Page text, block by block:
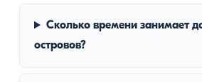
Сколько времени занимает
островов?